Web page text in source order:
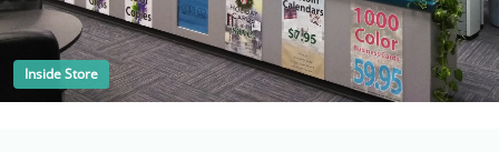
Inside Store